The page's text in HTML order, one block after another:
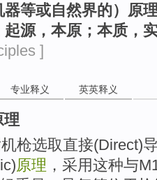
器等或自然界的）原
起源，本原；本质，
]
专业释义 英英释义
理
枪选取直接(Direct)
原理 ，采用这种与